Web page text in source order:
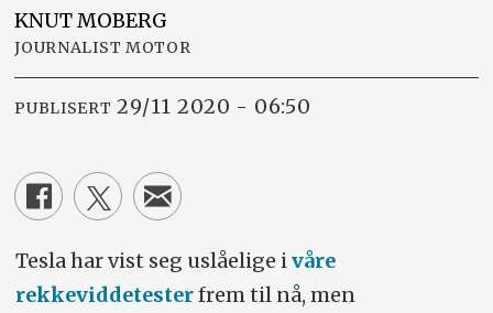
KNUTMOBERG
JOURNALIST MOTOR
PUBLISERT 29/11 2020 - 06:50
Tesla har vist seg uslåelige ivåre
rekkeviddetesterfrem til nå, men